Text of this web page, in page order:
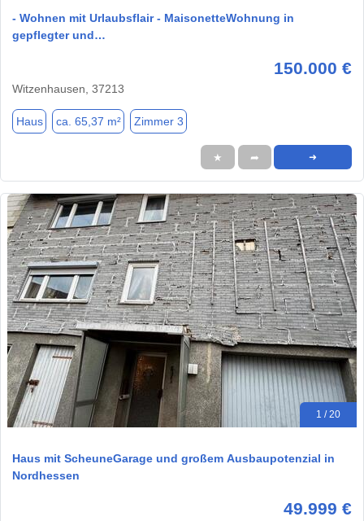
- Wohnen mit Urlaubsflair - MaisonetteWohnung in
gepflegter und…
150.000 €
Witzenhausen, 37213
Haus ca. 65,37 m² Zimmer 3
★ ➦ ➜
1 / 20
Haus mit ScheuneGarage und großem Ausbaupotenzial in
Nordhessen
49.999 €